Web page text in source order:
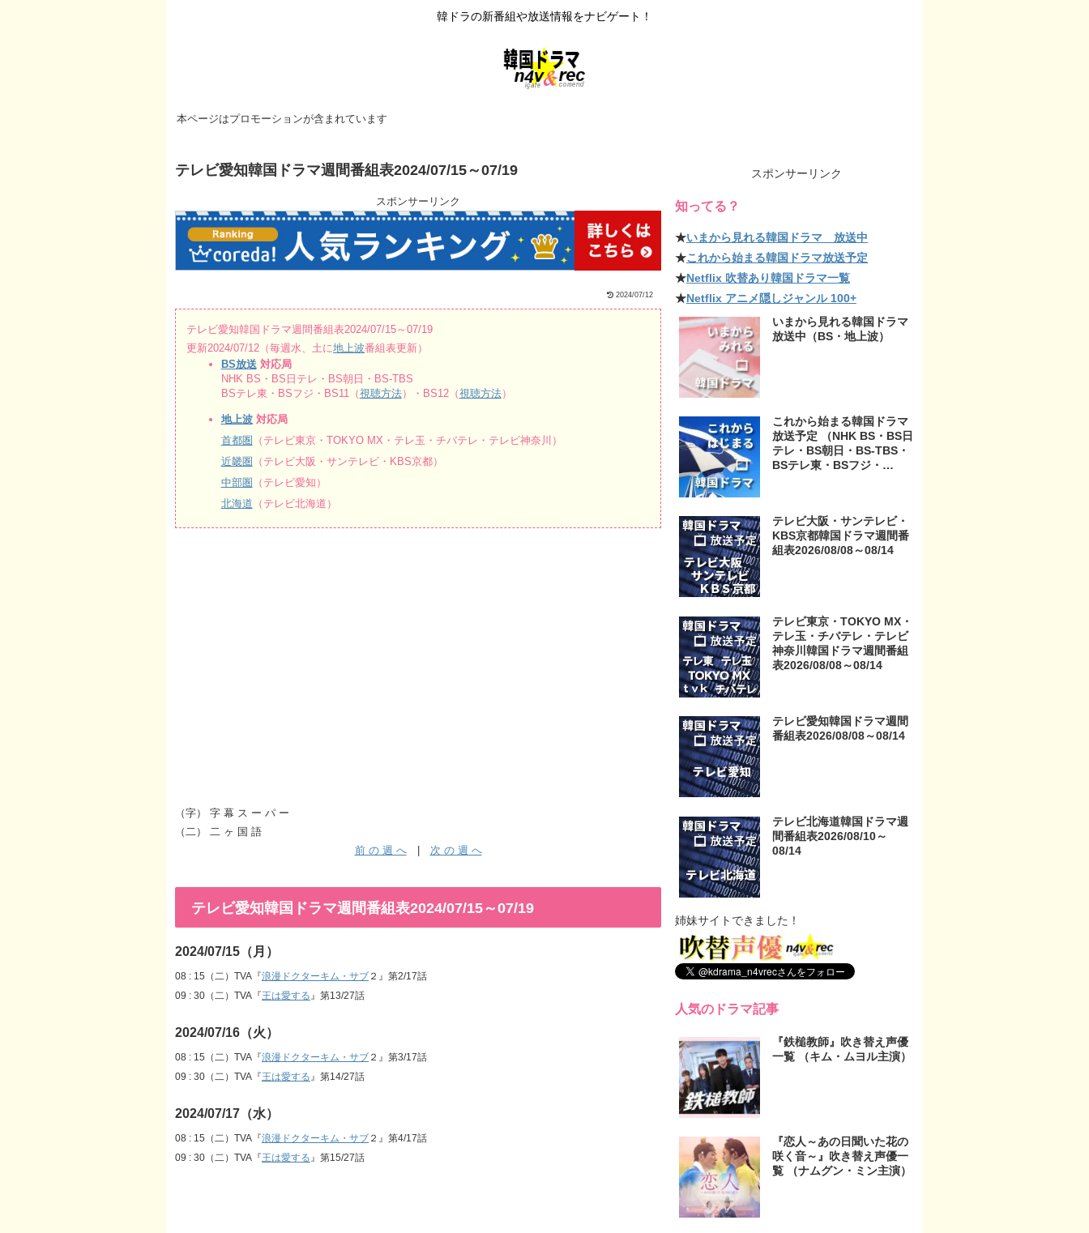
韓ドラの新番組や放送情報をナビゲート！
本ページはプロモーションが含まれています
テレビ愛知韓国ドラマ週間番組表2024/07/15～07/19
スポンサーリンク
2024/07/12
テレビ愛知韓国ドラマ週間番組表2024/07/15～07/19
更新2024/07/12（毎週水、土に地上波番組表更新）
BS放送対応局
NHK BS・BS日テレ・BS朝日・BS-TBS
BSテレ東・BSフジ・BS11（視聴方法）・BS12（視聴方法）
地上波対応局
首都圏
（テレビ東京・TOKYO MX・テレ玉・チバテレ・テレビ神奈川）
近畿圏
（テレビ大阪・サンテレビ・KBS京都）
中部圏
（テレビ愛知）
北海道 （テレビ北海道）
（字） 字 幕 ス ー パ ー
（二） 二 ヶ 国 語
前 の 週 へ| 次 の 週 へ
テレビ愛知韓国ドラマ週間番組表2024/07/15～07/19
2024/07/15（月）
08 : 15（二）TVA『浪漫ドクターキム・サブ ２』第2/17話
09 : 30（二）TVA『王は愛する』第13/27話
2024/07/16（火）
08 : 15（二）TVA『浪漫ドクターキム・サブ ２』第3/17話
09 : 30（二）TVA『王は愛する』第14/27話
2024/07/17（水）
08 : 15（二）TVA『浪漫ドクターキム・サブ ２』第4/17話
09 : 30（二）TVA『王は愛する』第15/27話
スポンサーリンク
知ってる？
★いまから見れる韓国ドラマ 放送中
★これから始まる韓国ドラマ放送予定
★Netflix 吹替あり韓国ドラマ一覧
★Netflix アニメ隠しジャンル 100+
いまから見れる韓国ドラマ
放送中（BS・地上波）
これから始まる韓国ドラマ
放送予定 （NHK BS・BS日
テレ・BS朝日・BS-TBS・
BSテレ東・BSフジ・
テレビ大阪・サンテレビ・
KBS京都・テレビ愛知・テ
レビ北海道）
テレビ大阪・サンテレビ・
KBS京都韓国ドラマ週間番
組表2026/08/08～08/14
テレビ東京・TOKYO MX・
テレ玉・チバテレ・テレビ
神奈川韓国ドラマ週間番組
表2026/08/08～08/14
テレビ愛知韓国ドラマ週間
番組表2026/08/08～08/14
テレビ北海道韓国ドラマ週
間番組表2026/08/10～
08/14
姉妹サイトできました！
人気のドラマ記事
『鉄槌教師』吹き替え声優
一覧 （キム・ムヨル主演）
『恋人～あの日聞いた花の
咲く音～』吹き替え声優一
覧 （ナムグン・ミン主演）